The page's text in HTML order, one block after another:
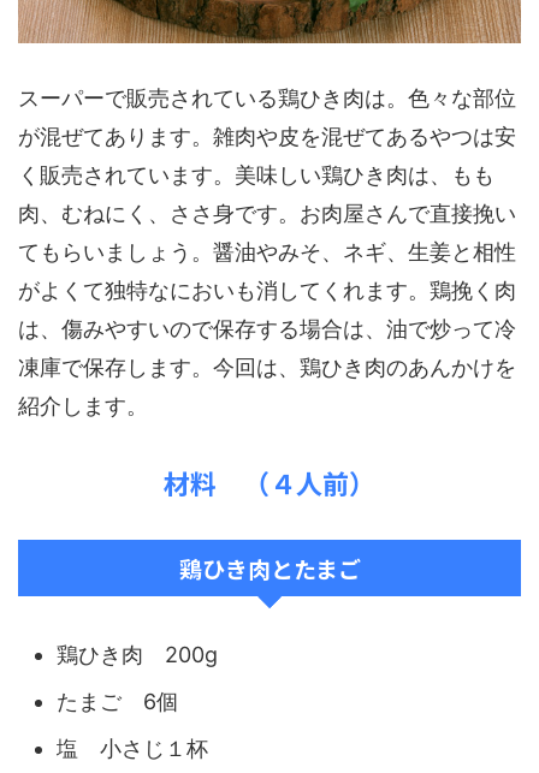
スーパーで販売されている鶏ひき肉は。色々な部位
が混ぜてあります。雑肉や皮を混ぜてあるやつは安
く販売されています。美味しい鶏ひき肉は、もも
肉、むねにく、ささ身です。お肉屋さんで直接挽い
てもらいましょう。醤油やみそ、ネギ、生姜と相性
がよくて独特なにおいも消してくれます。鶏挽く肉
は、傷みやすいので保存する場合は、油で炒って冷
凍庫で保存します。今回は、鶏ひき肉のあんかけを
紹介します。
材料 （４人前）
鶏ひき肉とたまご
鶏ひき肉 200g
たまご 6個
塩 小さじ１杯